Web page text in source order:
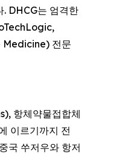
DHCG는 엄격한
Medicine) 전문
항체약물접합체
이르기까지 전
국 쑤저우와 항저